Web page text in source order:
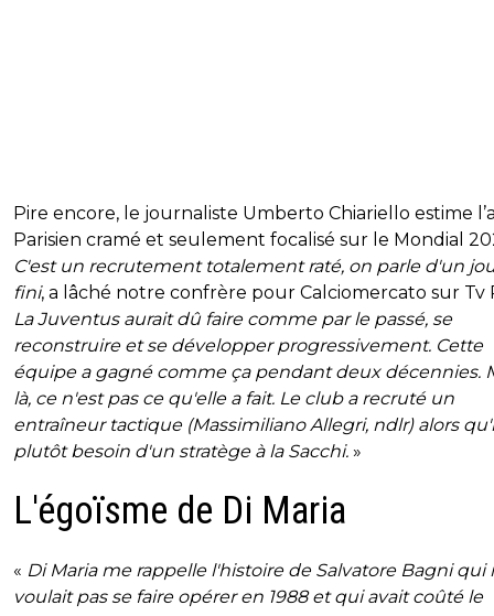
Pire encore, le journaliste Umberto Chiariello estime
Parisien cramé et seulement focalisé sur le Mondial
C'est un recrutement totalement raté, on parle d'un
fini, a lâché notre confrère pour Calciomercato sur Tv
La Juventus aurait dû faire comme par le passé, se
reconstruire et se développer progressivement. Cette
équipe a gagné comme ça pendant deux décennies.
là, ce n'est pas ce qu'elle a fait. Le club a recruté un
entraîneur tactique (Massimiliano Allegri, ndlr) alors
plutôt besoin d'un stratège à la Sacchi. »
L'égoïsme de Di Maria
« Di Maria me rappelle l'histoire de Salvatore Bagni qui
voulait pas se faire opérer en 1988 et qui avait coûté le